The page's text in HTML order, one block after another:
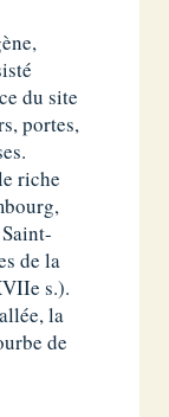
du site
portes,
riche
de la
s.).
la
de